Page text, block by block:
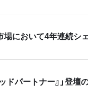
場において4年連続シ
ドパートナー』」登壇